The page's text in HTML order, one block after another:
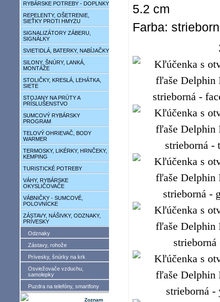
RYBÁRSKE POTREBY - DOPLNKY
REPELENTY, OŠETRENIE,
SIEŤKY PROTI HMYZU
SIGNALIZÁTORY ZÁBERU,
SIGNÁLKY
SVIETIDLÁ, BATERKY, NABÍJAČKY
SILONY, ŠNÚRY, LANKÁ,
MONTÁŽE
STOLIČKY, KRESLÁ, LEHÁTKA,
SIETE
STOJANY NA PRÚTY A
PRÍSLUŠENSTVO
SUMCOVÝ RYBÁRSKY
PROGRAM
TELOVÝ OHRIEVAČ, BODY
WARMER
TERMOSKY, LIKÉRKY, HRNČEKY,
KEMPING
TURISTICKÉ POTREBY
VÁHY, RYBÁRSKE
OKYSLIČOVAČE
VÁBNIČKY - SUMCOVÉ,
POLOVNÍCKE
ZÁSTAVY, NÁŠIVKY, ODZNAKY,
PRÍVESKY
Odznaky
Zástavy, rohože
Prívesky, šnúrky na krk
Osviežovače vzduchu,
samolepky
Puzdra na telefóny, smartfony
Zoznam
5.2 cm
Farba: